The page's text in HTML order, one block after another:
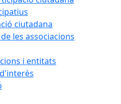
ciutadana
les associacions
i entitats